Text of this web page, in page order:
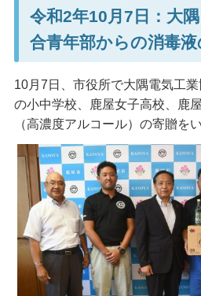
令和2年10月7日：大
合青年部からの消毒
10月7日、市役所で大隅電気工
の小中学校、鹿屋女子高校、鹿
（高濃度アルコール）の寄贈を